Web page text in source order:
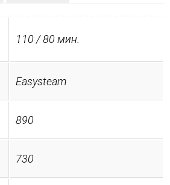
110 / 80 мин.
Easysteam
890
730